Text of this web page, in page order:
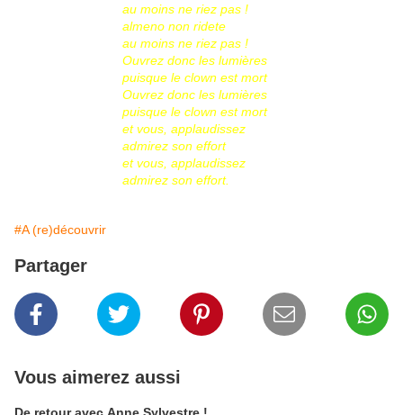
au moins ne riez pas !
almeno non ridete
au moins ne riez pas !
Ouvrez donc les lumières
puisque le clown est mort
Ouvrez donc les lumières
puisque le clown est mort
et vous, applaudissez
admirez son effort
et vous, applaudissez
admirez son effort.
#A (re)découvrir
Partager
Vous aimerez aussi